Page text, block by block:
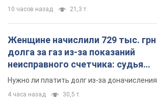
10 часов назад 21,3 т.
Женщине начислили 729 тыс. грн
долга за газ из-за показаний
неисправного счетчика: судья
вынес неожиданное решение
Нужно ли платить долг из-за доначисления
4 часа назад 30,5 т.